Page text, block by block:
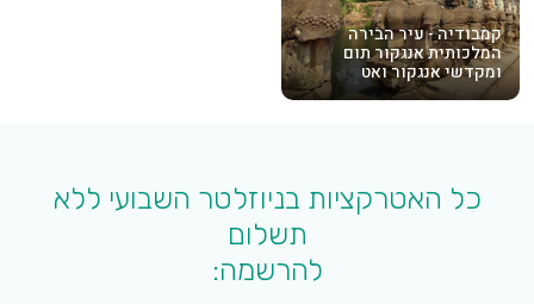
קמבודיה - עיר הבירה
המלכותית אנגקור תום
ומקדשי אנגקור ואט
כל האטרקציות בניוזלטר השבועי ללא
תשלום
להרשמה: